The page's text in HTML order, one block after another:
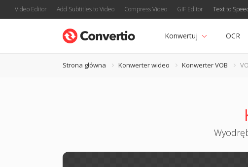
Video Editor Add Subtitles to Video Compress Video GIF Editor Text to
Konwertuj OCR
Strona główna Konwerter wideo Konwerter VOB